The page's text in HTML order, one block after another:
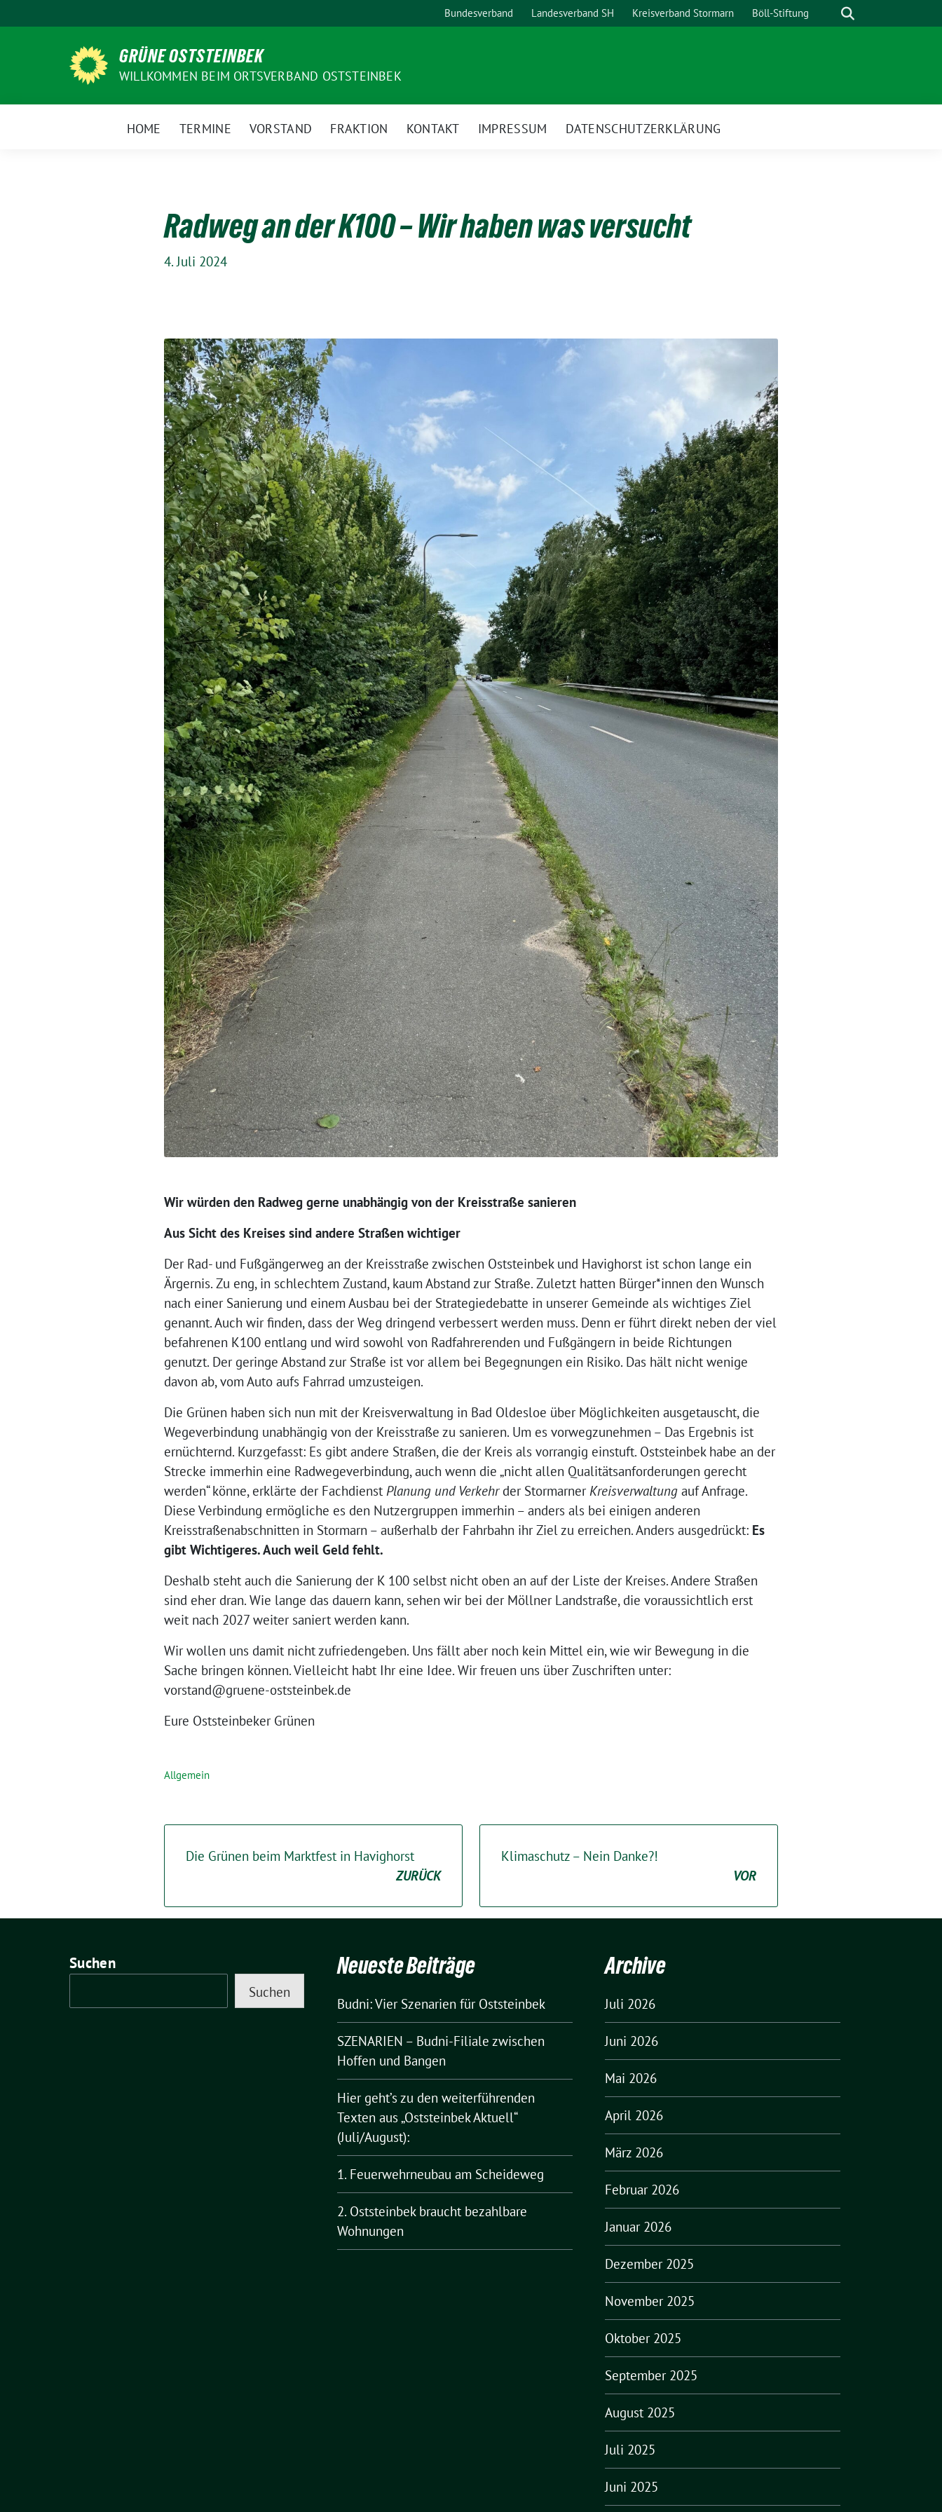
zum
Bundesverband Landesverband SH Kreisverband Stormarn Böll-Stiftung Suche
GRÜNE OSTSTEINBEK
WILLKOMMEN BEIM ORTSVERBAND OSTSTEINBEK
HOME TERMINE VORSTAND FRAKTION KONTAKT IMPRESSUM DATENSCHUTZERKLÄRUNG
Radweg an der K100 – Wir haben was versucht
4. Juli 2024
Wir würden den Radweg gerne unabhängig von der Kreisstraße sanieren
Aus Sicht des Kreises sind andere Straßen wichtiger
Der Rad- und Fußgängerweg an der Kreisstraße zwischen Oststeinbek und Havighorst ist schon lange ein
Ärgernis. Zu eng, in schlechtem Zustand, kaum Abstand zur Straße. Zuletzt hatten Bürger*innen den Wunsch
nach einer Sanierung und einem Ausbau bei der Strategiedebatte in unserer Gemeinde als wichtiges Ziel
genannt. Auch wir finden, dass der Weg dringend verbessert werden muss. Denn er führt direkt neben der viel
befahrenen K100 entlang und wird sowohl von Radfahrerenden und Fußgängern in beide Richtungen
genutzt. Der geringe Abstand zur Straße ist vor allem bei Begegnungen ein Risiko. Das hält nicht wenige
davon ab, vom Auto aufs Fahrrad umzusteigen.
Die Grünen haben sich nun mit der Kreisverwaltung in Bad Oldesloe über Möglichkeiten ausgetauscht, die
Wegeverbindung unabhängig von der Kreisstraße zu sanieren. Um es vorwegzunehmen – Das Ergebnis ist
ernüchternd. Kurzgefasst: Es gibt andere Straßen, die der Kreis als vorrangig einstuft. Oststeinbek habe an der
Strecke immerhin eine Radwegeverbindung, auch wenn die „nicht allen Qualitätsanforderungen gerecht
werden“ könne, erklärte der Fachdienst Planung und Verkehrder StormarnerKreisverwaltung auf Anfrage.
Diese Verbindung ermögliche es den Nutzergruppen immerhin – anders als bei einigen anderen
Kreisstraßenabschnitten in Stormarn – außerhalb der Fahrbahn ihr Ziel zu erreichen. Anders ausgedrückt: Es
gibt Wichtigeres. Auch weil Geld fehlt.
Deshalb steht auch die Sanierung der K 100 selbst nicht oben an auf der Liste der Kreises. Andere Straßen
sind eher dran. Wie lange das dauern kann, sehen wir bei der Möllner Landstraße, die voraussichtlich erst
weit nach 2027 weiter saniert werden kann.
Wir wollen uns damit nicht zufriedengeben. Uns fällt aber noch kein Mittel ein, wie wir Bewegung in die
Sache bringen können. Vielleicht habt Ihr eine Idee. Wir freuen uns über Zuschriften unter:
vorstand@gruene-oststeinbek.de
Eure Oststeinbeker Grünen
Allgemein
Die Grünen beim Marktfest in Havighorst
ZURÜCK
Klimaschutz – Nein Danke?!
VOR
Suchen
Suchen
Neueste Beiträge
Budni: Vier Szenarien für Oststeinbek
SZENARIEN – Budni-Filiale zwischen
Hoffen und Bangen
Hier geht’s zu den weiterführenden
Texten aus „Oststeinbek Aktuell“
(Juli/August):
1. Feuerwehrneubau am Scheideweg
2. Oststeinbek braucht bezahlbare
Wohnungen
Archive
Juli 2026
Juni 2026
Mai 2026
April 2026
März 2026
Februar 2026
Januar 2026
Dezember 2025
November 2025
Oktober 2025
September 2025
August 2025
Juli 2025
Juni 2025